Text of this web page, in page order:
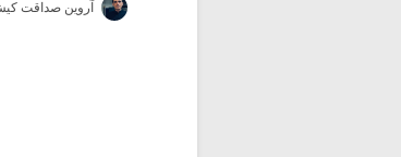
آروین صداقت